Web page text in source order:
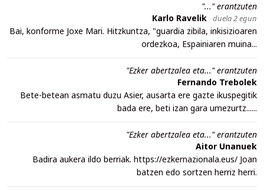
"..." erantzuten
Karlo Ravelik duela 2 egun
Bai, konforme Joxe Mari. Hitzkuntza, "guardia zibila, inkisizioaren
ordezkoa, Espainiaren muina...
"Ezker abertzalea eta..." erantzuten
Fernando Trebolek
Bete-betean asmatu duzu Asier, ausarta ere gazte ikuspegitik
bada ere, beti izan gara umezurtz......
"Ezker abertzalea eta..." erantzuten
Aitor Unanuek
Badira aukera ildo berriak. https://ezkernazionala.eus/ Joan
batzen edo sortzen herriz herri.